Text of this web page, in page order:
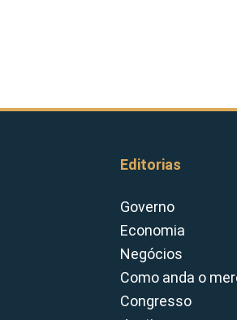
Editorias
Governo
Economia
Negócios
Como anda o
Congresso